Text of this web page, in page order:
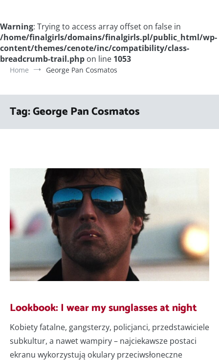
Warning: Trying to access array offset on false in
/home/finalgirls/domains/finalgirls.pl/public_html/wp-
content/themes/cenote/inc/compatibility/class-
breadcrumb-trail.php on line 1053
Home George Pan Cosmatos
Tag:George Pan Cosmatos
Lookbook: I wear my sunglasses at night
Kobiety fatalne, gangsterzy, policjanci, przedstawiciele
subkultur, a nawet wampiry – najciekawsze postaci
ekranu wykorzystują okulary przeciwsłoneczne